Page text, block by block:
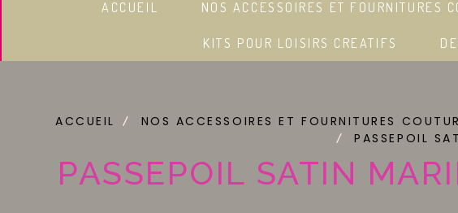
ACCUEIL NOS ACCESSOIRES ET FOURNITURES
KITS POUR LOISIRS CREATIFS
ACCUEIL NOS ACCESSOIRES ET FOURNITURES
PASSEPOIL
PASSEPOIL SATIN